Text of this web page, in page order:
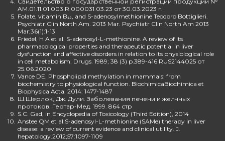
AM.01.11.01.003.R.000031.03.23 от 30.03.2023 г.
5. Folate, vitamin B₁₂, and S-adenosylmethionine Teodoro Bottiglieri.
Psychiatr Clin North Am. 2013 Mar. Psychiatr Clin North Am 2013
Mar;36(1):1-13
6. Friedel, H A et al. S-adenosyl-L-methionine. A review of its
pharmacological properties and therapeutic potential in liver
dysfunction and affective disorders in relation to its physiological role
in cell metabolism. Drugs. 1989; 38 (3) p.389-416 RUS2144025 от
25.06.2020
7. Vance DE. Phospholipid methylation in mammals: from
biochemistry to physiological function. BiochimicaBiochimica et
Biophysica Acta. 2014: 1477-1487
8. Ш.Шерлок, Дж. Дули. Заболевания печени и желчных
протоков. Геотар-Мед. 1999. 864 стр
9. S.C. Gad, in Encyclopedia of Toxicology (Third Edition), 2014
10. Anstee QM et al.S-adenosyl-L-methionine (SAMe) therapy in liver
disease: a review of current evidence and clinical utility. J.
hepatology.2012;57:1097-1109